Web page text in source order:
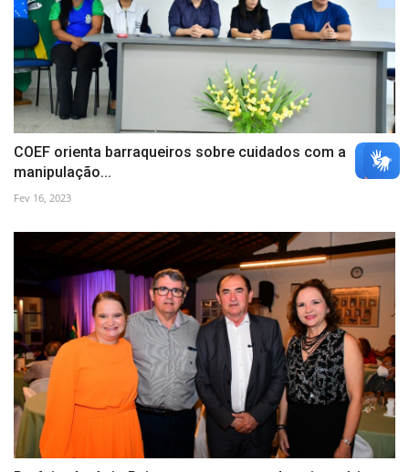
COEF orienta barraqueiros sobre cuidados com a
manipulação...
Fev 16, 2023